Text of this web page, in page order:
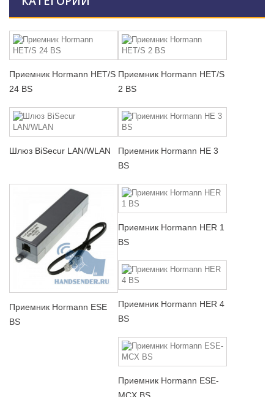
Приемник Hormann HET/S
24 BS
Приемник Hormann HET/S
2 BS
Шлюз BiSecur LAN/WLAN
Приемник Hormann HE 3
BS
Приемник Hormann ESE
BS
Приемник Hormann HER 1
BS
Приемник Hormann HER 4
BS
Приемник Hormann ESE-
MCX BS